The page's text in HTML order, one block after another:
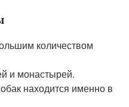
количеством
и монастырей.
находится именно в